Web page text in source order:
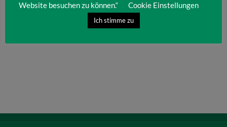
Website besuchen zu können.“
Cookie Einstellungen
Ich stimme zu